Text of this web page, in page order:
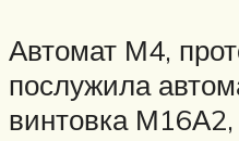
Автомат М4,
послужила
винтовка М16А2,